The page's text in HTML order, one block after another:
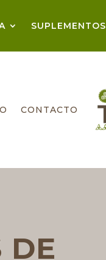
SUPLEMENTOS
CONTACTO
DE